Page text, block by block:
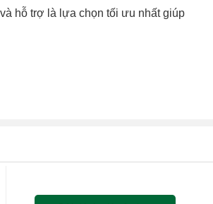
hỗ trợ là lựa chọn tối ưu nhất giúp
người dùng đã vô tình bấm phải tổ
bàn phím hoặc I/O điều khiển bàn phím
gắn lại cáp cho chắc chắn, thậm chí